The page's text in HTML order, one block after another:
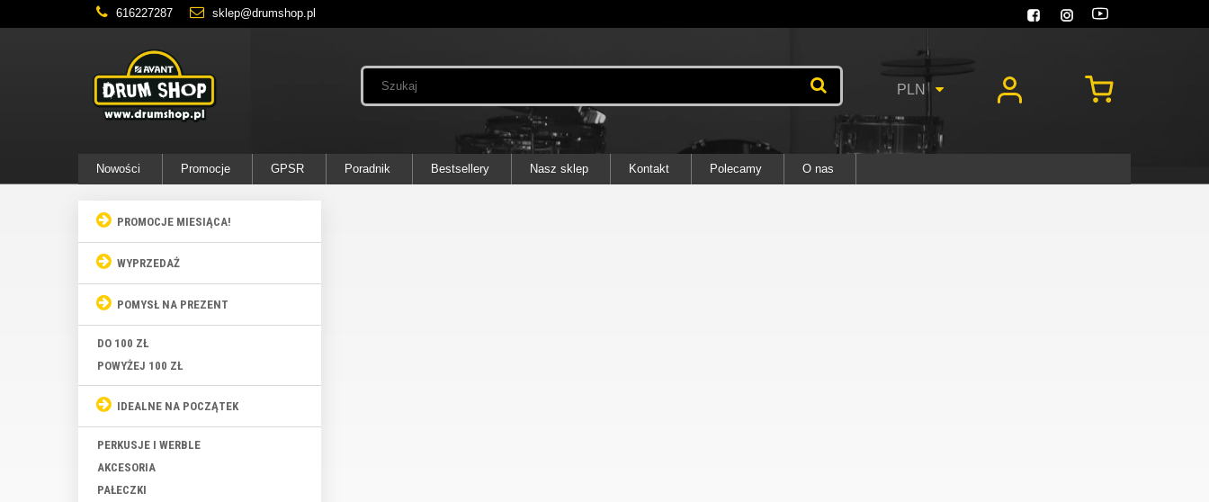
616227287 sklep@drumshop.pl
PLN
Nowości Promocje GPSR Poradnik Bestsellery Nasz sklep Kontakt Polecamy O nas
PROMOCJE MIESIĄCA!
WYPRZEDAŻ
POMYSŁ NA PREZENT
DO 100 ZŁ
POWYŻEJ 100 ZŁ
IDEALNE NA POCZĄTEK
PERKUSJE I WERBLE
AKCESORIA
PAŁECZKI